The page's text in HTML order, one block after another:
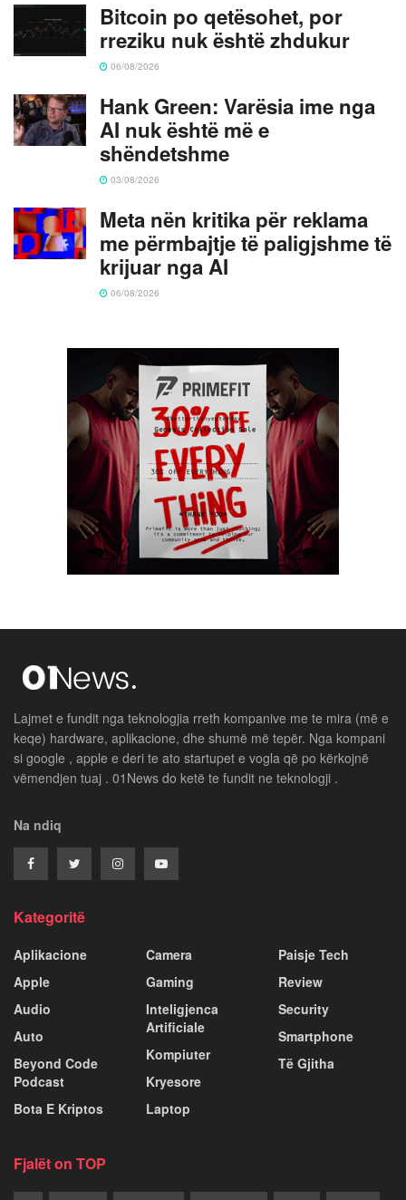
Bitcoin po qetësohet, por
rreziku nuk është zhdukur
06/08/2026
Hank Green: Varësia ime nga
AI nuk është më e
shëndetshme
03/08/2026
Meta nën kritika për reklama
me përmbajtje të paligjshme të
krijuar nga AI
06/08/2026
Lajmet e fundit nga teknologjia rreth kompanive me te mira (më e
keqe) hardware, aplikacione, dhe shumë më tepër. Nga kompani
si google , apple e deri te ato startupet e vogla që po kërkojnë
vëmendjen tuaj . 01News do ketë te fundit ne teknologji .
Na ndiq
Kategoritë
Aplikacione
Apple
Audio
Auto
Beyond Code
Podcast
Bota E Kriptos
Camera
Gaming
Inteligjenca
Artificiale
Kompiuter
Kryesore
Laptop
Paisje Tech
Review
Security
Smartphone
Të Gjitha
Fjalët on TOP